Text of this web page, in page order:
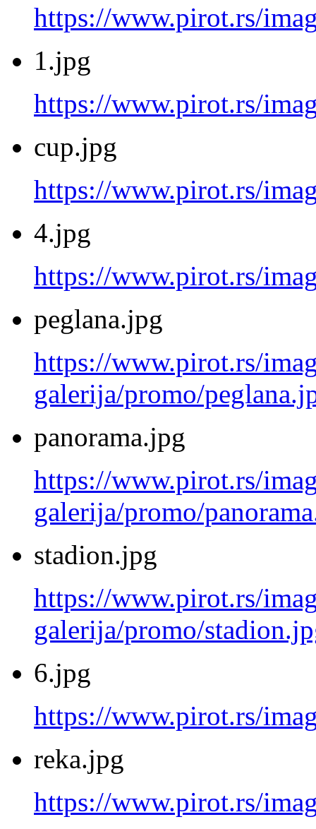
https://www.pirot.rs/
1.jpg
https://www.pirot.rs/
cup.jpg
https://www.pirot.rs/
4.jpg
https://www.pirot.rs/
peglana.jpg
https://www.pirot.rs/
galerija/promo/
panorama.jpg
https://www.pirot.rs/
galerija/promo/
stadion.jpg
https://www.pirot.rs/
galerija/promo/
6.jpg
https://www.pirot.rs/
reka.jpg
https://www.pirot.rs/